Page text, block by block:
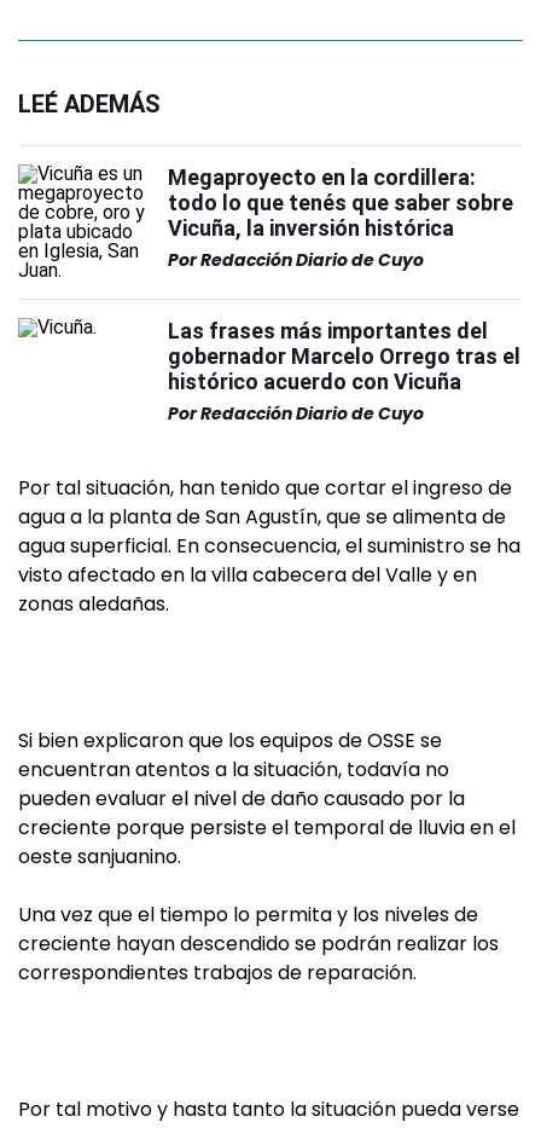
LEÉ ADEMÁS
Megaproyecto en la cordillera:
todo lo que tenés que saber sobre
Vicuña, la inversión histórica
PorRedacción Diario de Cuyo
Las frases más importantes del
gobernador Marcelo Orrego tras el
histórico acuerdo con Vicuña
PorRedacción Diario de Cuyo
Por tal situación, han tenido que cortar el ingreso de
agua a la planta de San Agustín, que se alimenta de
agua superficial. En consecuencia, el suministro se ha
visto afectado en la villa cabecera del Valle y en
zonas aledañas.
Si bien explicaron que los equipos de OSSE se
encuentran atentos a la situación, todavía no
pueden evaluar el nivel de daño causado por la
creciente porque persiste el temporal de lluvia en el
oeste sanjuanino.
Una vez que el tiempo lo permita y los niveles de
creciente hayan descendido se podrán realizar los
correspondientes trabajos de reparación.
Por tal motivo y hasta tanto la situación pueda verse